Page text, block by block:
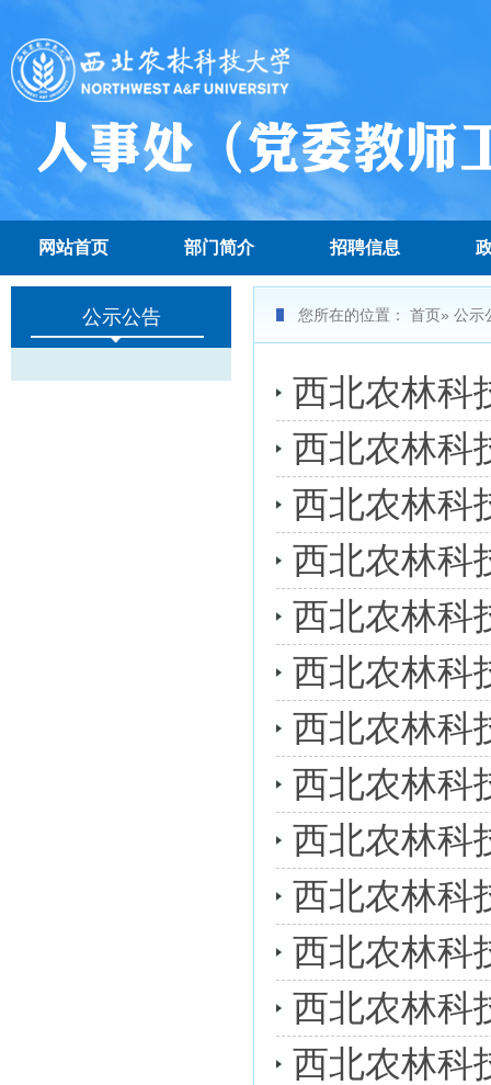
网站首页 部门简介 招聘信息
公示公告 您所在的位置： 首页» 公示
西北农林科
西北农林科
西北农林科
西北农林科
西北农林科
西北农林科
西北农林科
西北农林科
西北农林科
西北农林科
西北农林科
西北农林科
西北农林科